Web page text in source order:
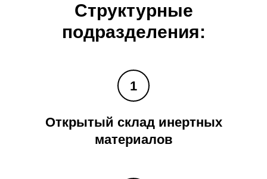
Структурные
подразделения:
Открытый склад инертных
материалов